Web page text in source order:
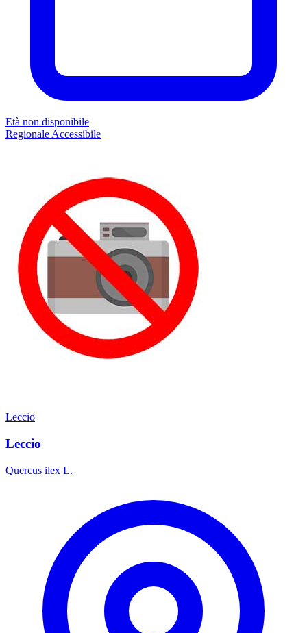
Età non disponibile
Regionale Accessibile
Leccio
Leccio
Quercus ilex L.